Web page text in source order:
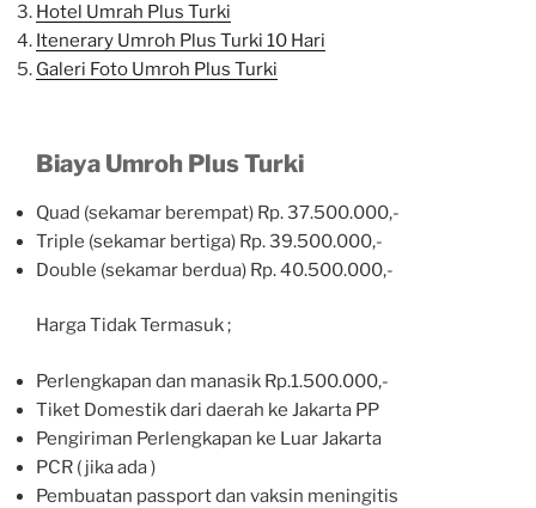
Hotel Umrah Plus Turki
Itenerary Umroh Plus Turki 10 Hari
Galeri Foto Umroh Plus Turki
Biaya Umroh Plus Turki
Quad (sekamar berempat) Rp. 37.500.000,-
Triple (sekamar bertiga) Rp. 39.500.000,-
Double (sekamar berdua) Rp. 40.500.000,-
Harga Tidak Termasuk ;
Perlengkapan dan manasik Rp.1.500.000,-
Tiket Domestik dari daerah ke Jakarta PP
Pengiriman Perlengkapan ke Luar Jakarta
PCR ( jika ada )
Pembuatan passport dan vaksin meningitis